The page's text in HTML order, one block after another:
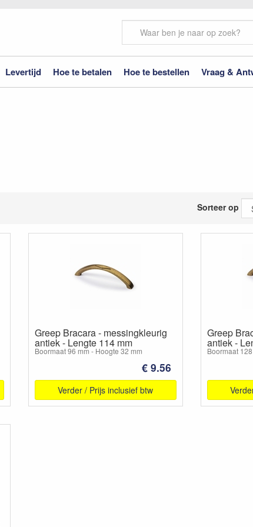
Levertijd Hoe te betalen Hoe te bestellen Vraag &
Sorteer op
Greep Bracara - messingkleurig
antiek - Lengte 114 mm
Boormaat 96 mm - Hoogte 32 mm
€ 9.56
Verder / Prijs inclusief btw
Greep
antiek -
Boormaat